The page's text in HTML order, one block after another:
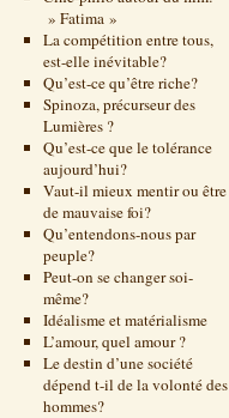
» Fatima »
La compétition entre tous,
est-elle inévitable?
Qu’est-ce qu’être riche?
Spinoza, précurseur des
Lumières ?
Qu’est-ce que le tolérance
aujourd’hui?
Vaut-il mieux mentir ou être
de mauvaise foi?
Qu’entendons-nous par
peuple?
Peut-on se changer soi-
même?
Idéalisme et matérialisme
L’amour, quel amour ?
Le destin d’une société
dépend t-il de la volonté des
hommes?